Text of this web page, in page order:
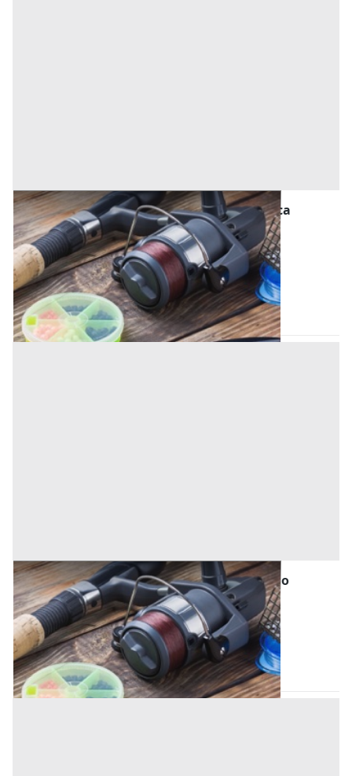
Macchinari per l'agricoltura, Foreste e Pesca
all'asta a Borgo Virgilio
Borgo Virgilio (Mantova)
Offerta minima
5.400 €
Codice asta:345bf8c7
05/11/2026
Attrezzature Industriali all'asta a Vicolungo
Vicolungo (Novara)
Offerta minima
500 €
Codice asta:7573d4ad
28/09/2026